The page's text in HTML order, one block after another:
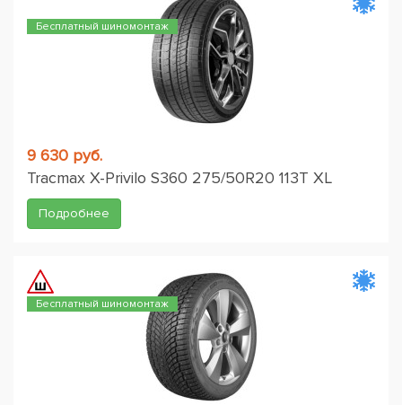
Бесплатный шиномонтаж
9 630 руб.
Tracmax X-Privilo S360 275/50R20 113T XL
Подробнее
Бесплатный шиномонтаж